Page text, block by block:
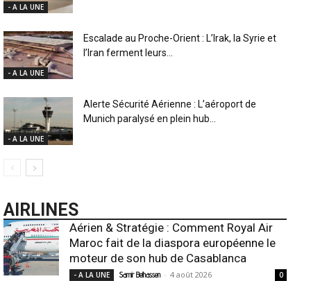
- A LA UNE
- A LA UNE
Escalade au Proche-Orient : L’Irak, la Syrie et
l’Iran ferment leurs...
- A LA UNE
Alerte Sécurité Aérienne : L’aéroport de
Munich paralysé en plein hub...
AIRLINES
Aérien & Stratégie : Comment Royal Air
Maroc fait de la diaspora européenne le
moteur de son hub de Casablanca
- A LA UNE Samir Belhassen - 4 août 2026 0